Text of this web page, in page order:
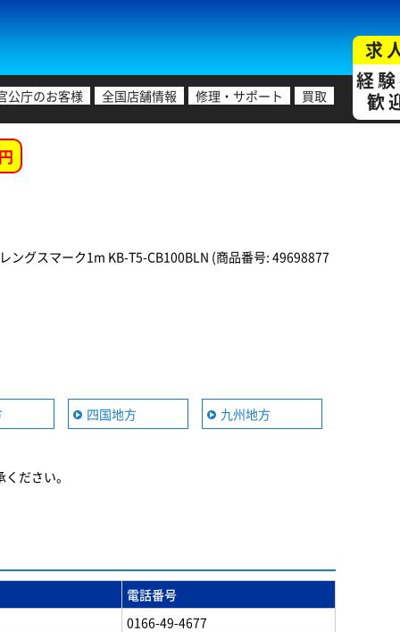
公庁のお客様 全国店舗情報 修理・サポート 買取
求
経
歓
ングスマーク1m KB-T5-CB100BLN (商品番号: 49698877
四国地方 九州地方
ださい。
電話番号
0166-49-4677